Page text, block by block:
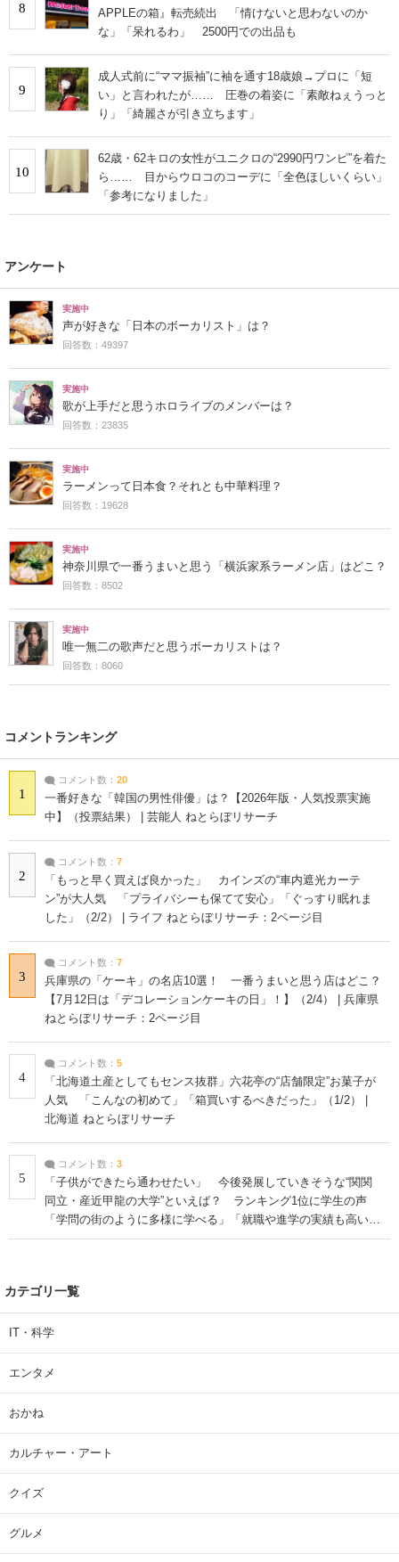
8
APPLEの箱』転売続出 「情けないと思わないのか
な」「呆れるわ」 2500円での出品も
9
成人式前に“ママ振袖”に袖を通す18歳娘→プロに「短
い」と言われたが…… 圧巻の着姿に「素敵ねぇうっと
り」「綺麗さが引き立ちます」
10
62歳・62キロの女性がユニクロの“2990円ワンピ”を着た
ら…… 目からウロコのコーデに「全色ほしいくらい」
「参考になりました」
アンケート
実施中
声が好きな「日本のボーカリスト」は？
回答数：49397
実施中
歌が上手だと思うホロライブのメンバーは？
回答数：23835
実施中
ラーメンって日本食？それとも中華料理？
回答数：19628
実施中
神奈川県で一番うまいと思う「横浜家系ラーメン店」はどこ？
回答数：8502
実施中
唯一無二の歌声だと思うボーカリストは？
回答数：8060
コメントランキング
1
コメント数： 20
一番好きな「韓国の男性俳優」は？【2026年版・人気投票実施
中】（投票結果） | 芸能人 ねとらぼリサーチ
2
コメント数： 7
「もっと早く買えば良かった」 カインズの“車内遮光カーテ
ン”が大人気 「プライバシーも保てて安心」「ぐっすり眠れま
した」（2/2） | ライフ ねとらぼリサーチ：2ページ目
3
コメント数： 7
兵庫県の「ケーキ」の名店10選！ 一番うまいと思う店はどこ？
【7月12日は「デコレーションケーキの日」！】（2/4） | 兵庫県
ねとらぼリサーチ：2ページ目
4
コメント数： 5
「北海道土産としてもセンス抜群」六花亭の“店舗限定”お菓子が
人気 「こんなの初めて」「箱買いするべきだった」（1/2） |
北海道 ねとらぼリサーチ
5
コメント数： 3
「子供ができたら通わせたい」 今後発展していきそうな“関関
同立・産近甲龍の大学”といえば？ ランキング1位に学生の声
「学問の街のように多様に学べる」「就職や進学の実績も高い」
| 大学 ねとらぼリサーチ
カテゴリ一覧
IT・科学
エンタメ
おかね
カルチャー・アート
クイズ
グルメ